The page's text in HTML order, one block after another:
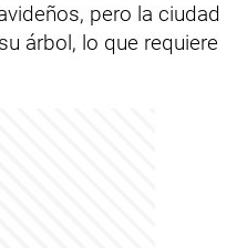
pero la ciudad
árbol, lo que requiere